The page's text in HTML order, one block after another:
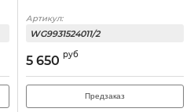
Артикул:
WG9931524011/2
5 650 руб
Предзаказ